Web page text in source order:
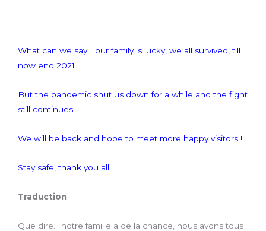
What can we say… our family is lucky, we all survived, till
now end 2021.
But the pandemic shut us down for a while and the fight
still continues.
We will be back and hope to meet more happy visitors !
Stay safe, thank you all.
Traduction
Que dire… notre famille a de la chance, nous avons tous